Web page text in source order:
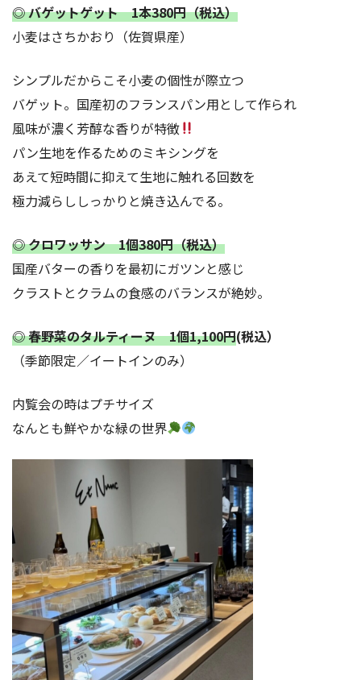
◎ バゲットゲット 1本380円（税込）
小麦はさちかおり（佐賀県産）
シンプルだからこそ小麦の個性が際立つ
バゲット。国産初のフランスパン用として作られ
風味が濃く芳醇な香りが特徴
パン生地を作るためのミキシングを
あえて短時間に抑えて生地に触れる回数を
極力減らししっかりと焼き込んでる。
◎ クロワッサン 1個380円（税込）
国産バターの香りを最初にガツンと感じ
クラストとクラムの食感のバランスが絶妙。
◎ 春野菜のタルティーヌ 1個1,100円(税込）
（季節限定／イートインのみ）
内覧会の時はプチサイズ
なんとも鮮やかな緑の世界